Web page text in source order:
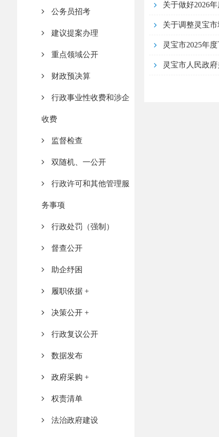
公务员招考
建议提案办理
重点领域公开
财政预决算
行政事业性收费和涉企
收费
监督检查
双随机、一公开
行政许可和其他管理服
务事项
行政处罚（强制）
督查公开
助企纾困
履职依据
决策公开
行政复议公开
数据发布
政府采购
权责清单
法治政府建设
关于做好2026
关于调整灵宝
灵宝市2025年